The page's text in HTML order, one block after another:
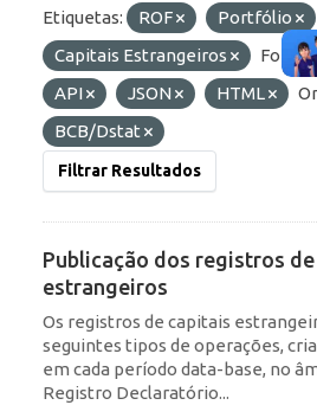
Etiquetas: ROF Portfólio
Capitais Estrangeiros
API
JSON HTML
BCB/Dstat
Filtrar Resultados
Publicação dos registros
estrangeiros
Os registros de capitais
seguintes tipos de operações,
em cada período data-base, no
Registro Declaratório...